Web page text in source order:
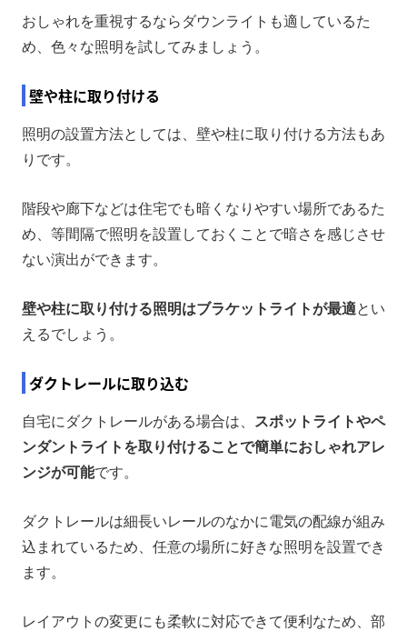
おしゃれを重視するならダウンライトも適しているた
め、色々な照明を試してみましょう。
壁や柱に取り付ける
照明の設置方法としては、壁や柱に取り付ける方法もあ
りです。
階段や廊下などは住宅でも暗くなりやすい場所であるた
め、等間隔で照明を設置しておくことで暗さを感じさせ
ない演出ができます。
壁や柱に取り付ける照明はブラケットライトが最適とい
えるでしょう。
ダクトレールに取り込む
自宅にダクトレールがある場合は、
スポットライトやペ
ンダントライトを取り付けることで簡単におしゃれアレ
ンジが可能です。
ダクトレールは細長いレールのなかに電気の配線が組み
込まれているため、任意の場所に好きな照明を設置でき
ます。
レイアウトの変更にも柔軟に対応できて便利なため、部